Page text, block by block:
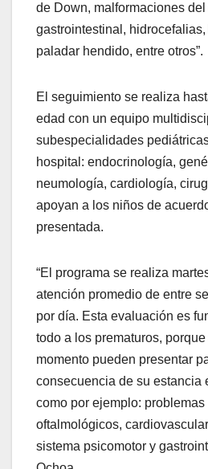
de Down, malformaciones del
gastrointestinal,
paladar hendido, entre otros”.
El seguimiento se realiza
edad con un equipo
subespecialidades
hospital: endocrinología,
neumología, cardiología,
apoyan a los niños de
presentada.
“El programa se realiza
atención promedio de entre
por día. Esta evaluación es
todo a los prematuros,
momento pueden presentar
consecuencia de su estancia
como por ejemplo: problemas
oftalmológicos,
sistema psicomotor y